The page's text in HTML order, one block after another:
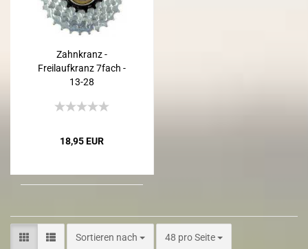
Zahnkranz -
Freilaufkranz 7fach -
13-28
18,95 EUR
Sortieren nach 48 pro Seite